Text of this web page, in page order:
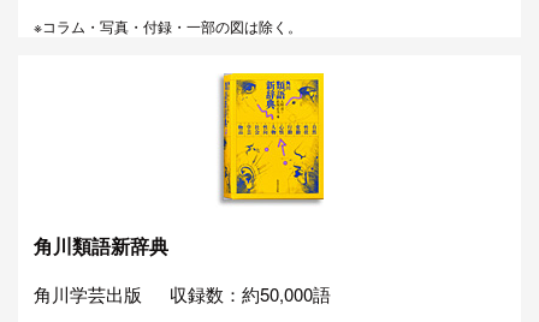
※コラム・写真・付録・一部の図は除く。
角川類語新辞典
角川学芸出版
収録数：約50,000語